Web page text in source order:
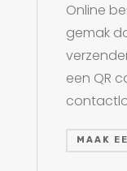
Online
gemak
een QR
MAAK